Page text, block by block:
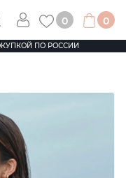
ПО РОССИИ
0 0